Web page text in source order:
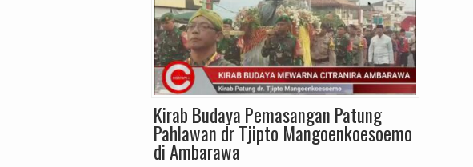
Kirab Budaya Pemasangan Patung
Pahlawan dr Tjipto Mangoenkoesoemo
di Ambarawa